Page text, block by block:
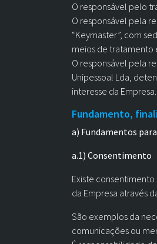
O responsável pelo
O responsável pela
“Keymaster”, com
meios de tratamento
O responsável pela
Unipessoal Lda,
interesse da Empresa.
Fundamento,
a) Fundamentos
a.1) Consentimento
Existe
da Empresa através
São exemplos da
comunicações ou